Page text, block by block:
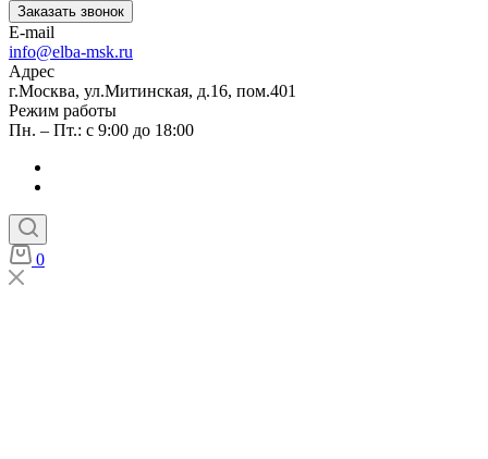
Заказать звонок
E-mail
info@elba-msk.ru
Адрес
г.Москва, ул.Митинская, д.16, пом.401
Режим работы
Пн. – Пт.: с 9:00 до 18:00
0